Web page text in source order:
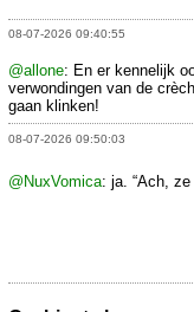
08-07-2026 09:40:55
@allone: En er kennelijk
verwondingen van de
gaan klinken!
08-07-2026 09:50:03
@NuxVomica: ja. “Ach,